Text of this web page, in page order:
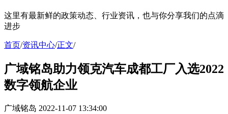
这里有最新鲜的政策动态、行业资讯，也与你分享我们的点滴
进步
首页/资讯中心/正文/
广域铭岛助力领克汽车成都工厂入选2022
数字领航企业
广域铭岛 2022-11-07 13:34:00